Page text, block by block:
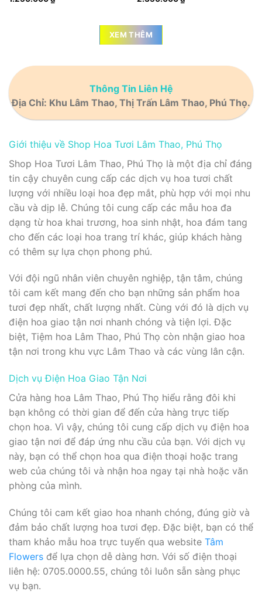
XEM THÊM
Thông Tin Liên Hệ
Địa Chỉ: Khu Lâm Thao, Thị Trấn Lâm Thao, Phú Thọ.
Giới thiệu về Shop Hoa Tươi Lâm Thao, Phú Thọ
Shop Hoa Tươi Lâm Thao, Phú Thọ là một địa chỉ đáng
tin cậy chuyên cung cấp các dịch vụ hoa tươi chất
lượng với nhiều loại hoa đẹp mắt, phù hợp với mọi nhu
cầu và dịp lễ. Chúng tôi cung cấp các mẫu hoa đa
dạng từ hoa khai trương, hoa sinh nhật, hoa đám tang
cho đến các loại hoa trang trí khác, giúp khách hàng
có thêm sự lựa chọn phong phú.
Với đội ngũ nhân viên chuyên nghiệp, tận tâm, chúng
tôi cam kết mang đến cho bạn những sản phẩm hoa
tươi đẹp nhất, chất lượng nhất. Cùng với đó là dịch vụ
điện hoa giao tận nơi nhanh chóng và tiện lợi. Đặc
biệt, Tiệm hoa Lâm Thao, Phú Thọ còn nhận giao hoa
tận nơi trong khu vực Lâm Thao và các vùng lân cận.
Dịch vụ Điện Hoa Giao Tận Nơi
Cửa hàng hoa Lâm Thao, Phú Thọ hiểu rằng đôi khi
bạn không có thời gian để đến cửa hàng trực tiếp
chọn hoa. Vì vậy, chúng tôi cung cấp dịch vụ điện hoa
giao tận nơi để đáp ứng nhu cầu của bạn. Với dịch vụ
này, bạn có thể chọn hoa qua điện thoại hoặc trang
web của chúng tôi và nhận hoa ngay tại nhà hoặc văn
phòng của mình.
Chúng tôi cam kết giao hoa nhanh chóng, đúng giờ và
đảm bảo chất lượng hoa tươi đẹp. Đặc biệt, bạn có thể
tham khảo mẫu hoa trực tuyến qua website Tâm
Flowers để lựa chọn dễ dàng hơn. Với số điện thoại
liên hệ: 0705.0000.55, chúng tôi luôn sẵn sàng phục
vụ bạn.